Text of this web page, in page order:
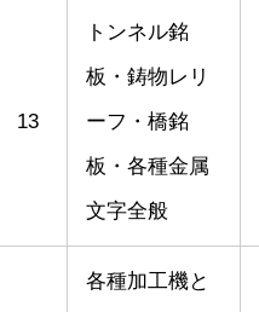
13
トンネル銘
板・鋳物レリ
ーフ・橋銘
板・各種金属
文字全般
各種加工機と